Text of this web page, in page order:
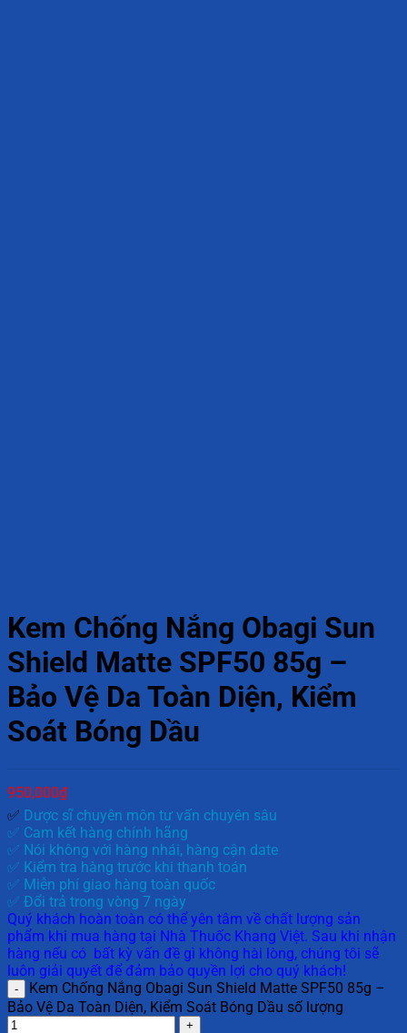
Kem Chống Nắng Obagi Sun
Shield Matte SPF50 85g –
Bảo Vệ Da Toàn Diện, Kiểm
Soát Bóng Dầu
950,000₫
✅ Dược sĩ chuyên môn tư vấn chuyên sâu
✅ Cam kết hàng chính hãng
✅ Nói không với hàng nhái, hàng cận date
✅ Kiểm tra hàng trước khi thanh toán
✅ Miễn phí giao hàng toàn quốc
✅ Đổi trả trong vòng 7 ngày
Quý khách hoàn toàn có thể yên tâm về chất lượng sản
phẩm khi mua hàng tại Nhà Thuốc Khang Việt. Sau khi nhận
hàng nếu có bất kỳ vấn đề gì không hài lòng, chúng tôi sẽ
luôn giải quyết để đảm bảo quyền lợi cho quý khách!
Kem Chống Nắng Obagi Sun Shield Matte SPF50 85g –
Bảo Vệ Da Toàn Diện, Kiểm Soát Bóng Dầu số lượng